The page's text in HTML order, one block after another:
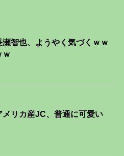
瀬智也、ようやく気づくｗｗ
ｗ
メリカ産JC、普通に可愛い